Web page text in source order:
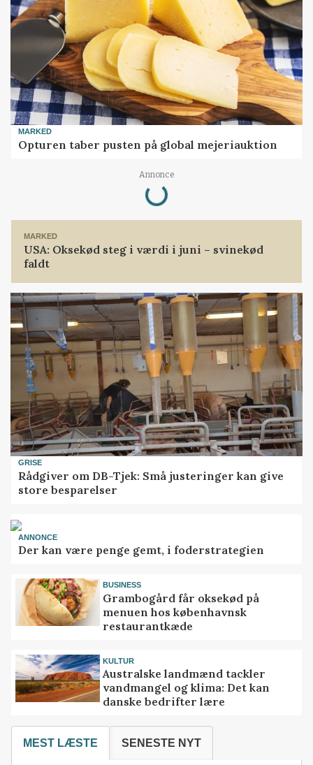
MARKED
Opturen taber pusten på global mejeriauktion
Annonce
Loading...
MARKED
USA: Oksekød steg i værdi i juni – svinekød
faldt
GRISE
Rådgiver om DB-Tjek: Små justeringer kan give
store besparelser
ANNONCE
Der kan være penge gemt, i foderstrategien
BUSINESS
Grambogård får oksekød på
menuen hos københavnsk
restaurantkæde
KULTUR
Australske landmænd tackler
vandmangel og klima: Det kan
danske bedrifter lære
MEST LÆSTE SENESTE NYT